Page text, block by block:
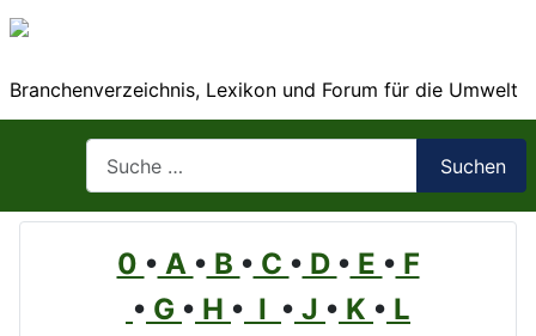
Branchenverzeichnis, Lexikon und Forum für die Umwelt
Suchen
0 • A • B • C • D • E • F
• G • H • I • J • K • L